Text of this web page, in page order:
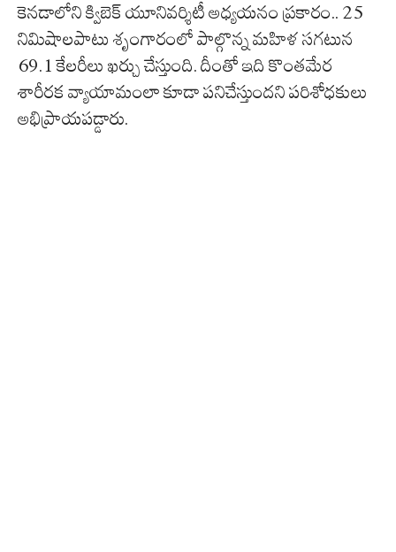
కెనడాలోని క్విబెక్ యూనివర్శిటీ అధ్యయనం ప్రకారం.. 25
నిమిషాలపాటు శృంగారంలో పాల్గొన్న మహిళ సగటున
69.1 కేలరీలు ఖర్చు చేస్తుంది. దీంతో ఇది కొంతమేర
శారీరక వ్యాయామంలా కూడా పనిచేస్తుందని పరిశోధకులు
అభిప్రాయపడ్డారు.